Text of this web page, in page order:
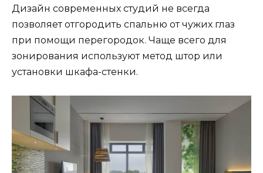
Дизайн современных студий не всегда
позволяет отгородить спальню от чужих глаз
при помощи перегородок. Чаще всего для
зонирования используют метод штор или
установки шкафа-стенки.